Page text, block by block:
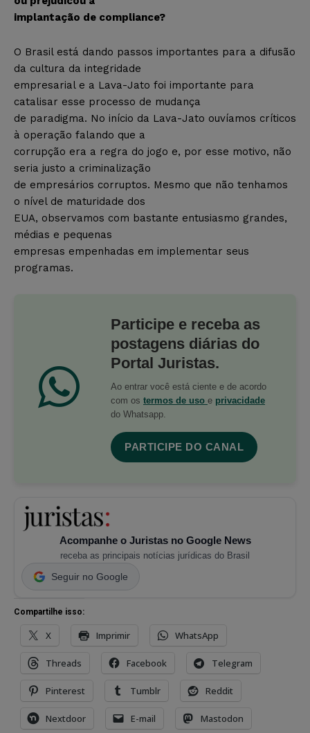
implantação de compliance?
O Brasil está dando passos importantes para a difusão
da cultura da integridade
empresarial e a Lava-Jato foi importante para
catalisar esse processo de mudança
de paradigma. No início da Lava-Jato ouvíamos críticos
à operação falando que a
corrupção era a regra do jogo e, por esse motivo, não
seria justo a criminalização
de empresários corruptos. Mesmo que não tenhamos
o nível de maturidade dos
EUA, observamos com bastante entusiasmo grandes,
médias e pequenas
empresas empenhadas em implementar seus
programas.
Participe e receba as
postagens diárias do
Portal Juristas.
Ao entrar você está ciente e de acordo
com os termos de uso e privacidade
do Whatsapp.
PARTICIPE DO CANAL
Acompanhe o Juristas no Google News
receba as principais notícias jurídicas do Brasil
Seguir no Google
Compartilhe isso:
X Imprimir WhatsApp
Threads Facebook Telegram
Pinterest Tumblr Reddit
Nextdoor E-mail Mastodon